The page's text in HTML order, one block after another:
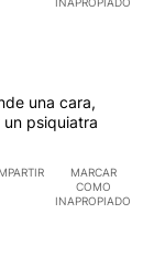
INAPROPIADO
una cara,
psiquiatra
MARCAR
COMO
INAPROPIADO